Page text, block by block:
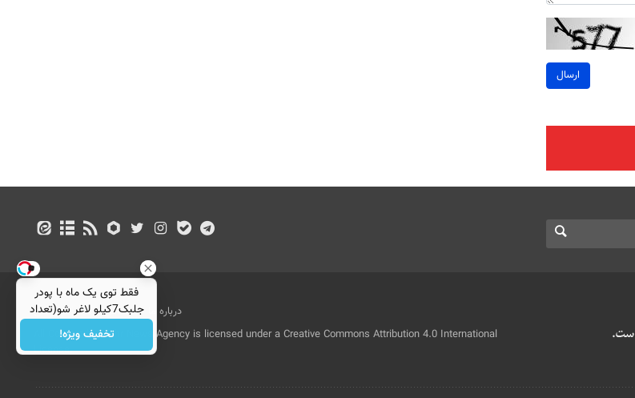
ارسال
درباره ما تماس با ما
بازرگانی
All Content by Mehr News Agency is licensed under a Creative Commons Attribution 4.0 International
License.
Image failed to load
فقط توی یک ماه با پودر
جلبک7کیلو لاغر شو(تعداد
محدود)
تخفیف ویژه!